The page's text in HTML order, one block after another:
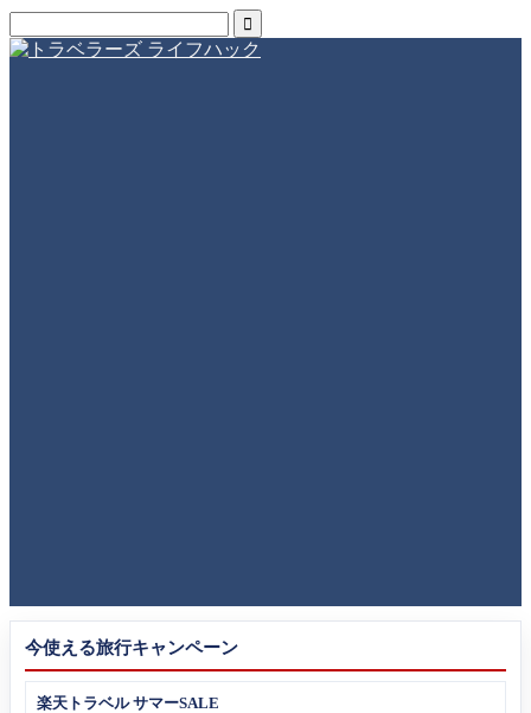
今使える旅行キャンペーン
楽天トラベル サマーSALE